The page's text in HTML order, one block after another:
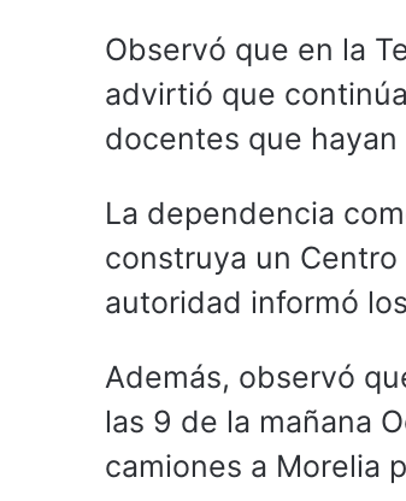
Observó que en la
advirtió que
docentes que
La dependencia
construya un
autoridad informó
Además, observó
las 9 de la mañana
camiones a Morelia